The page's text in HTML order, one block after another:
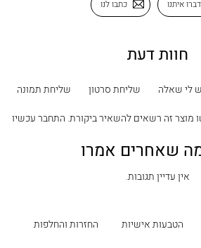
דברו איתנו כתבו לנו
חוות דעת
לי שאלה שליחת סרטון
שליחת תמונה
מוצר זה רשאים להשאיר ביקורת. התחבר עכשיו
שאחרים אמרו
אין עדיין תגובות.
הטבעות אישיות החזרות והחלפות